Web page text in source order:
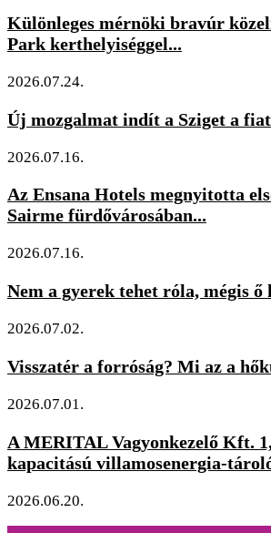
Különleges mérnöki bravúr
Park kerthelyiséggel...
2026.07.24.
Új mozgalmat indít a Sziget a
2026.07.16.
Az Ensana Hotels megnyitotta
Sairme fürdővárosában...
2026.07.16.
Nem a gyerek tehet róla, mégis ő
2026.07.02.
Visszatér a forróság? Mi az a
2026.07.01.
A MERITAL Vagyonkezelő Kft.
kapacitású villamosenergia-
2026.06.20.